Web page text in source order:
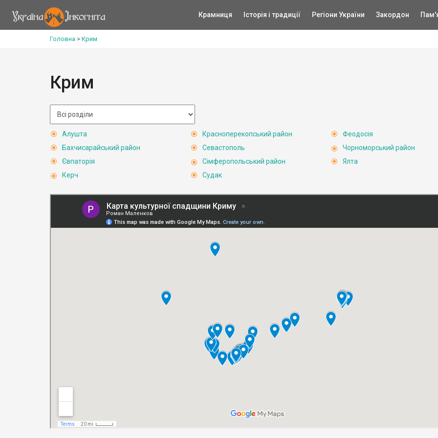
Крамниця Історія і традиції Регіони України Закордон
Головна > Крим
Крим
Алушта
Бахчисарайський район
Євпаторія
Керч
Красноперекопський район
Севастополь
Сімферопольський район
Судак
Феодосія
Чорноморський район
Ялта